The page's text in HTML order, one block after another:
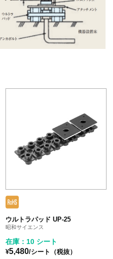
ウルトラパッド UP-25
昭和サイエンス
在庫：10 シート
¥5,480/シート（税抜）